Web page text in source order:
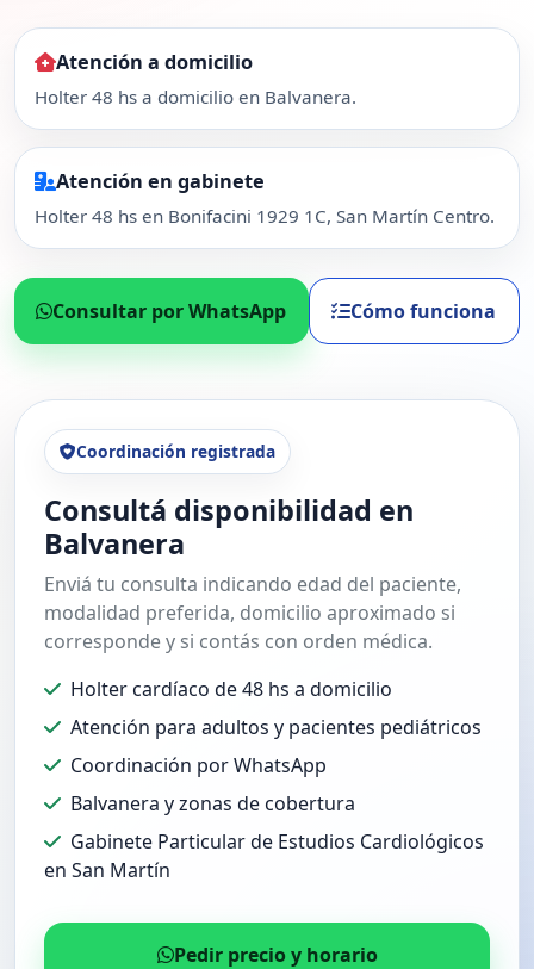
Atención a domicilio
Holter 48 hs a domicilio en Balvanera.
Atención en gabinete
Holter 48 hs en Bonifacini 1929 1C, San Martín Centro.
Consultar por WhatsApp Cómo funciona
Coordinación registrada
Consultá disponibilidad en
Balvanera
Enviá tu consulta indicando edad del paciente,
modalidad preferida, domicilio aproximado si
corresponde y si contás con orden médica.
Holter cardíaco de 48 hs a domicilio
Atención para adultos y pacientes pediátricos
Coordinación por WhatsApp
Balvanera y zonas de cobertura
Gabinete Particular de Estudios Cardiológicos
en San Martín
Pedir precio y horario